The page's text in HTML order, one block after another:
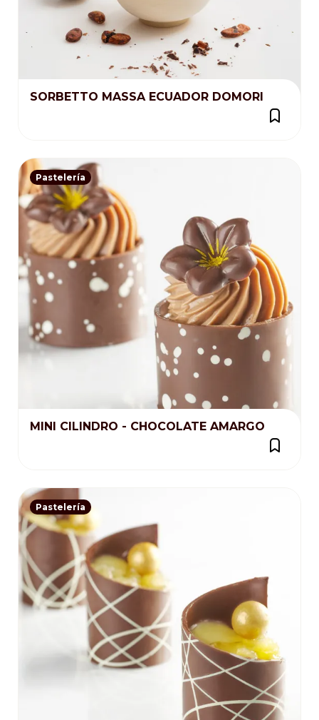
SORBETTO MASSA ECUADOR DOMORI
Pastelería
MINI CILINDRO - CHOCOLATE AMARGO
Pastelería